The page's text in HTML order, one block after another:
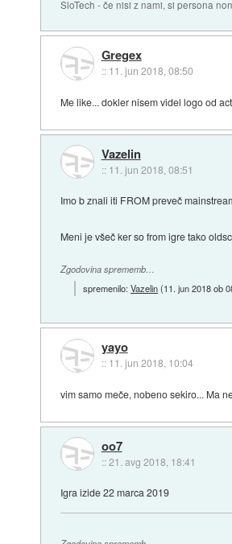
SloTech - če nisi z nami, si persona
Gregex
:: 11. jun 2018, 08:50
Me like... dokler nisem videl logo od
Vazelin
:: 11. jun 2018, 08:51
Imo b znali iti FROM preveč
Meni je všeč ker so from igre tako
Zgodovina sprememb…
spremenilo:Vazelin(11. jun 2018 ob
yayo
:: 11. jun 2018, 10:04
vim samo meče, nobeno sekiro... Ma
oo7
::21. avg 2018, 18:41
Igra izide 22 marca 2019